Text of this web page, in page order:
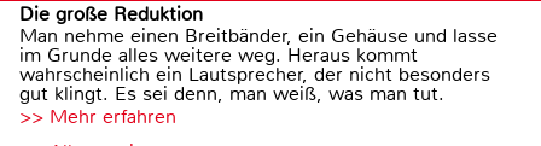
Die große Reduktion
Man nehme einen Breitbänder, ein Gehäuse und lasse
im Grunde alles weitere weg. Heraus kommt
wahrscheinlich ein Lautsprecher, der nicht besonders
gut klingt. Es sei denn, man weiß, was man tut.
>> Mehr erfahren